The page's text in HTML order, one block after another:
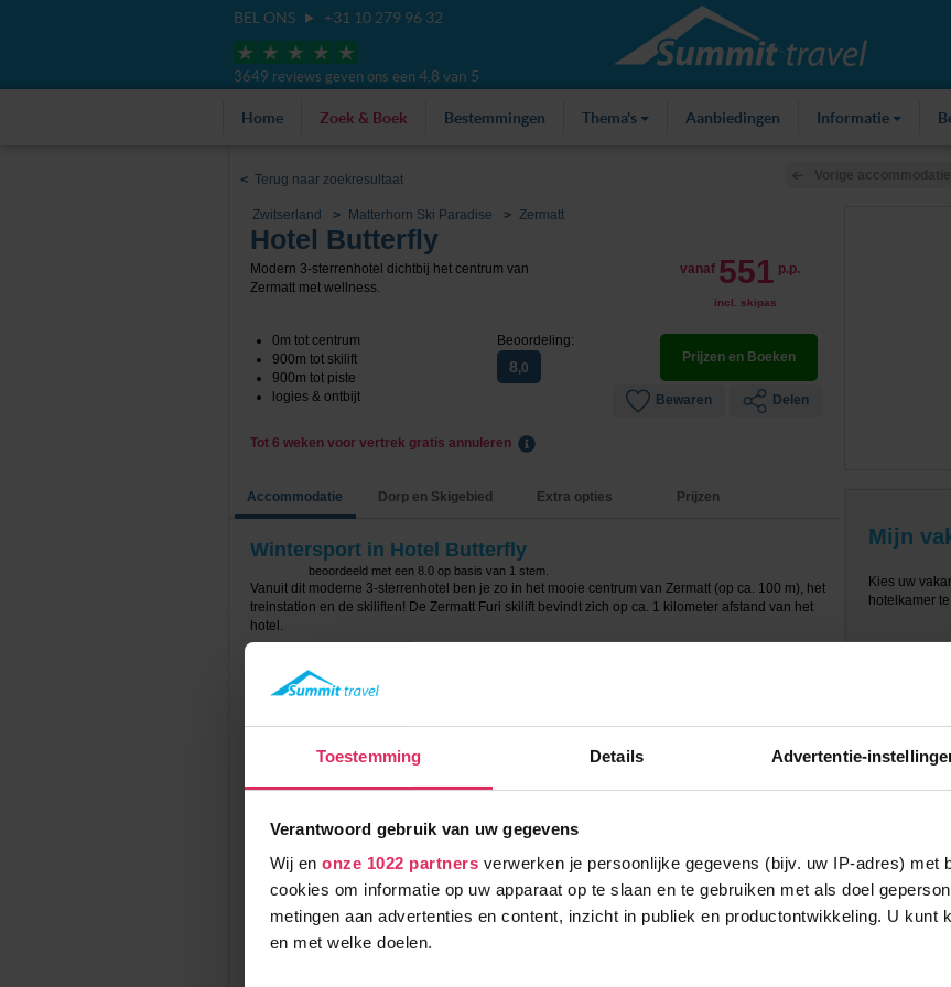
Toestemming Details Advertentie-
Verantwoord gebruik van uw gegevens
Wij en onze 1022 partners verwerken je persoonlijke gegevens (bijv. uw IP-adres) met
cookies om informatie op uw apparaat op te slaan en te gebruiken met als doel
metingen aan advertenties en content, inzicht in publiek en productontwikkeling. U kunt
en met welke doelen.
BEL ONS +31 10 279 96 32
3649 reviews geven ons een 4,8 van 5
Home Zoek & Boek Bestemmingen Thema's Aanbiedingen Informatie
<Terug naar zoekresultaat
Zwitserland Matterhorn Ski Paradise Zermatt
Hotel Butterfly
Modern 3-sterrenhotel dichtbij het centrum van
Zermatt met wellness.
vanaf 551 p.p.
incl. skipas
0m tot centrum
900m tot skilift
900m tot piste
logies & ontbijt
Prijzen en Boeken
Bewaren Delen
Beoordeling:
8,0
Tot 6 weken voor vertrek gratis annuleren
Accommodatie Dorp en Skigebied Extra opties Prijzen
Wintersport in Hotel Butterfly
beoordeeld met een 8.0op basis van 1 stem.
Vanuit dit moderne 3-sterrenhotel ben je zo in het mooie centrum van Zermatt (op ca. 100 m), het
treinstation en de skiliften! De Zermatt Furi skilift bevindt zich op ca. 1 kilometer afstand van het
hotel.
vandaan en vanuit daar kun je verder met de trein (ca. 12 min.). Het hotel heeft ook een
elektrische taxi service (gratis) vanaf het station in Zermatt.
restaurant en skiberging. Na een lange dag op de piste kun je ontspannen in de wellness
betaling zijn er ook massages boekbaar.
Summit Travel biedt de 2/3-persoonskamer (21 m2) aan. De kamers beschikken o.a. over een
Het verblijf in Hotel Butterfly is op basis van logies en ontbijt. Het is ook mogelijk om halfpension
bij te boeken.
Prijzen en Boeken
Mijn
Kies uw
hotelkamer